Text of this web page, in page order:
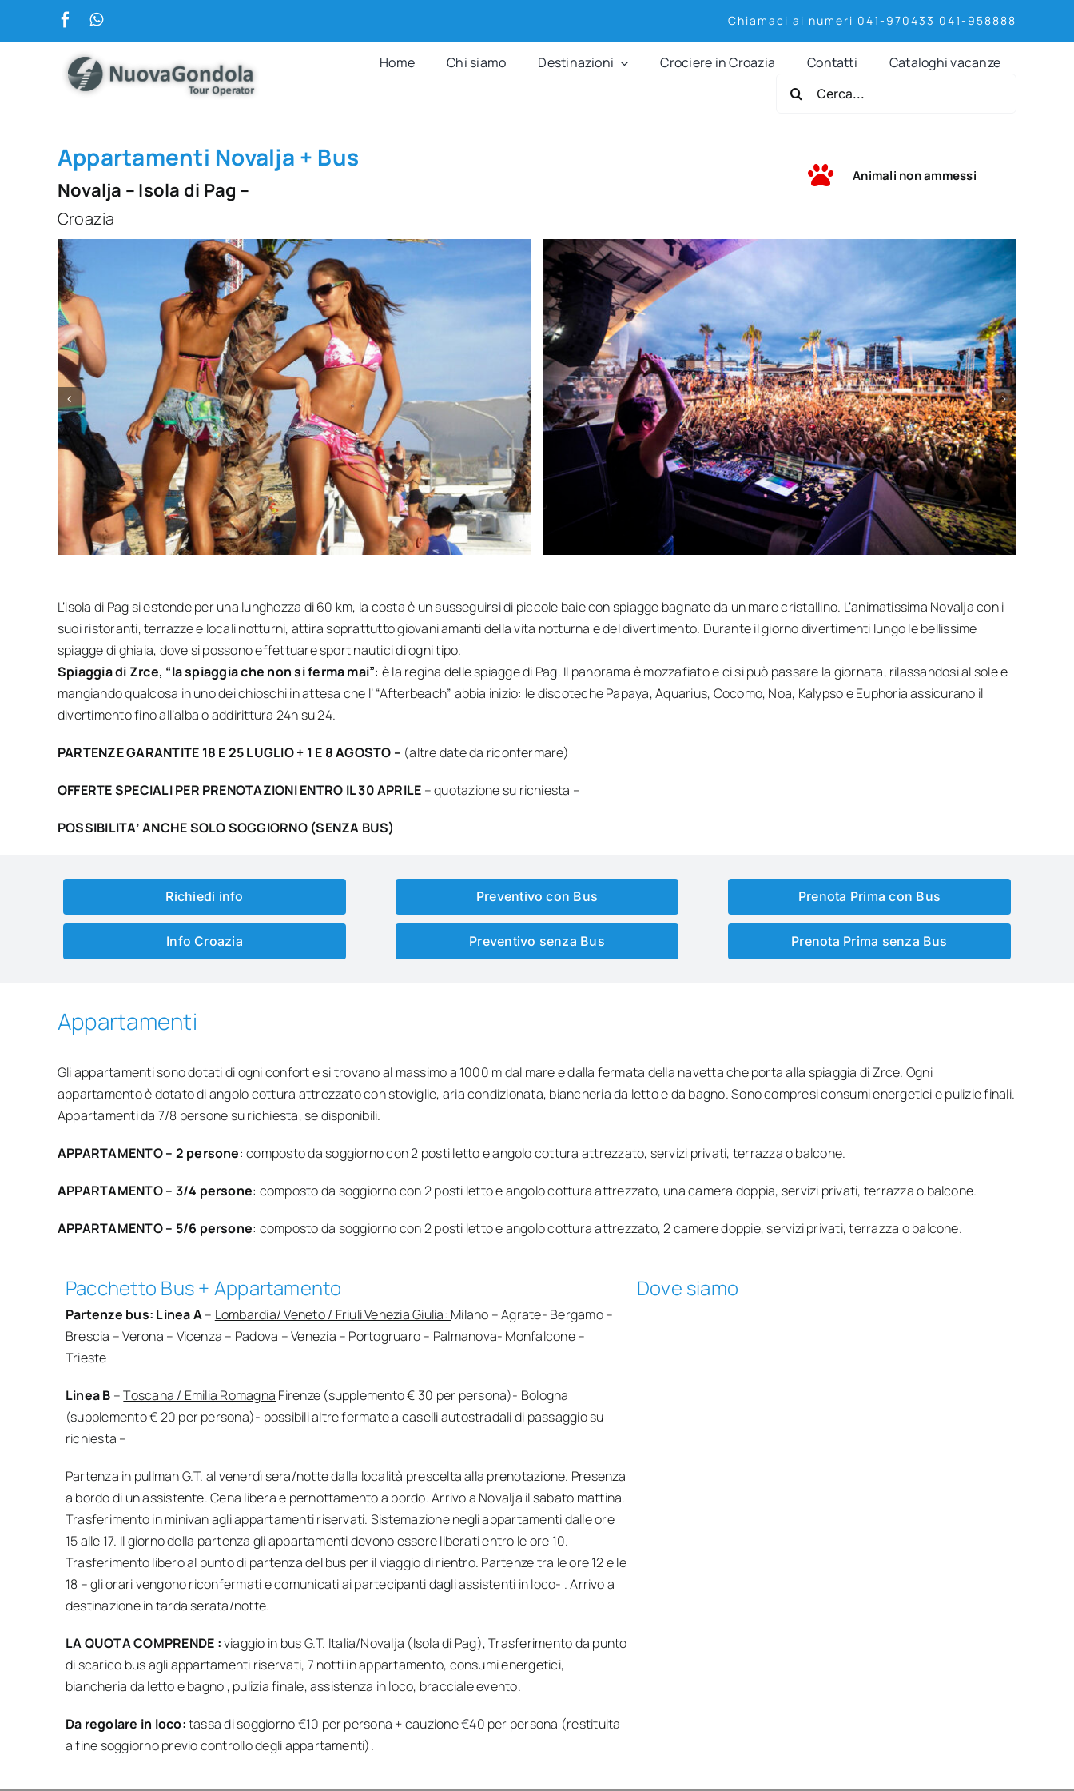
Chiamaci ai numeri 041-970433 041-958888
Home Chi siamo Destinazioni Crociere in Croazia Contatti
Cataloghi vacanze
per:
Appartamenti Novalja + Bus
Novalja – Isola di Pag –
Croazia
Animali non ammessi
L’isola di Pag si estende per una lunghezza di 60 km, la costa è un susseguirsi di piccole baie con spiagge bagnate da un mare cristallino. L’animatissima Novalja con i
suoi ristoranti, terrazze e locali notturni, attira soprattutto giovani amanti della vita notturna e del divertimento. Durante il giorno divertimenti lungo le bellissime
spiagge di ghiaia, dove si possono effettuare sport nautici di ogni tipo.
Spiaggia di Zrce, “la spiaggia che non si ferma mai”: è la regina delle spiagge di Pag. Il panorama è mozzafiato e ci si può passare la giornata, rilassandosi al sole e
mangiando qualcosa in uno dei chioschi in attesa che l’ “Afterbeach” abbia inizio: le discoteche Papaya, Aquarius, Cocomo, Noa, Kalypso e Euphoria assicurano il
divertimento fino all’alba o addirittura 24h su 24.
PARTENZE GARANTITE 18 E 25 LUGLIO + 1 E 8 AGOSTO – (altre date da riconfermare)
OFFERTE SPECIALI PER PRENOTAZIONI ENTRO IL 30 APRILE – quotazione su richiesta –
POSSIBILITA’ ANCHE SOLO SOGGIORNO (SENZA BUS)
Richiedi info
Info Croazia
Preventivo con Bus
Preventivo senza Bus
Prenota Prima con Bus
Prenota Prima senza Bus
Appartamenti
Gli appartamenti sono dotati di ogni confort e si trovano al massimo a 1000 m dal mare e dalla fermata della navetta che porta alla spiaggia di Zrce. Ogni
appartamento è dotato di angolo cottura attrezzato con stoviglie, aria condizionata, biancheria da letto e da bagno. Sono compresi consumi energetici e pulizie finali.
Appartamenti da 7/8 persone su richiesta, se disponibili.
APPARTAMENTO – 2 persone: composto da soggiorno con 2 posti letto e angolo cottura attrezzato, servizi privati, terrazza o balcone.
APPARTAMENTO – 3/4 persone: composto da soggiorno con 2 posti letto e angolo cottura attrezzato, una camera doppia, servizi privati, terrazza o balcone.
APPARTAMENTO – 5/6 persone: composto da soggiorno con 2 posti letto e angolo cottura attrezzato, 2 camere doppie, servizi privati, terrazza o balcone.
Pacchetto Bus + Appartamento
Partenze bus: Linea A– Lombardia/ Veneto / Friuli Venezia Giulia: Milano – Agrate- Bergamo –
Brescia – Verona – Vicenza – Padova – Venezia – Portogruaro – Palmanova- Monfalcone –
Trieste
Linea B –Toscana / Emilia Romagna Firenze (supplemento € 30 per persona)- Bologna
(supplemento € 20 per persona)- possibili altre fermate a caselli autostradali di passaggio su
richiesta –
Partenza in pullman G.T. al venerdì sera/notte dalla località prescelta alla prenotazione. Presenza
a bordo di un assistente. Cena libera e pernottamento a bordo. Arrivo a Novalja il sabato mattina.
Trasferimento in minivan agli appartamenti riservati. Sistemazione negli appartamenti dalle ore
15 alle 17. Il giorno della partenza gli appartamenti devono essere liberati entro le ore 10.
Trasferimento libero al punto di partenza del bus per il viaggio di rientro. Partenze tra le ore 12 e le
18 – gli orari vengono riconfermati e comunicati ai partecipanti dagli assistenti in loco- . Arrivo a
destinazione in tarda serata/notte.
LA QUOTA COMPRENDE :viaggio in bus G.T. Italia/Novalja (Isola di Pag), Trasferimento da punto
di scarico bus agli appartamenti riservati, 7 notti in appartamento, consumi energetici,
biancheria da letto e bagno , pulizia finale, assistenza in loco, bracciale evento.
Da regolare in loco:tassa di soggiorno €10 per persona + cauzione €40 per persona (restituita
a fine soggiorno previo controllo degli appartamenti).
Dove siamo